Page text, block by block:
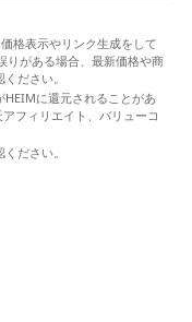
格表示やリンク生成をして
りがある場合、最新価格や商
ださい。
に還元されることがあ
フィリエイト、バリューコ
ださい。